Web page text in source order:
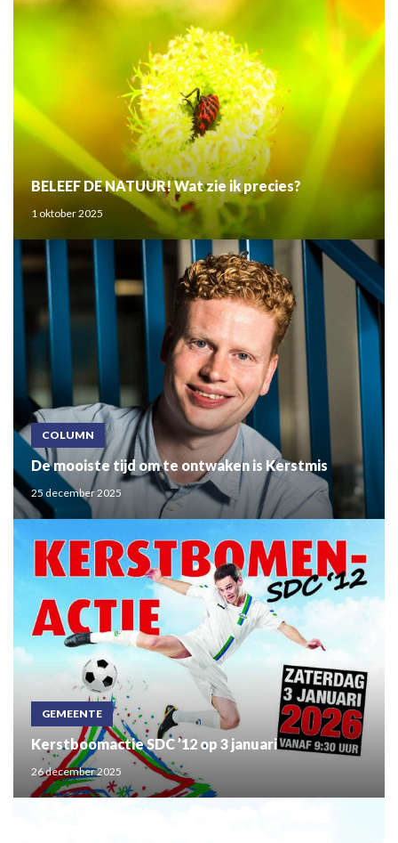
BELEEF DE NATUUR! Wat zie ik precies?
1 oktober 2025
COLUMN
De mooiste tijd om te ontwaken is Kerstmis
25 december 2025
GEMEENTE
Kerstboomactie SDC ’12 op 3 januari
26 december 2025